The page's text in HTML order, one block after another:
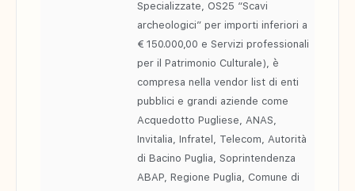
Specializzate, OS25 “Scavi
archeologici” per importi inferiori a
€ 150.000,00 e Servizi professionali
per il Patrimonio Culturale), è
compresa nella vendor list di enti
pubblici e grandi aziende come
Acquedotto Pugliese, ANAS,
Invitalia, Infratel, Telecom, Autorità
di Bacino Puglia, Soprintendenza
ABAP, Regione Puglia, Comune di